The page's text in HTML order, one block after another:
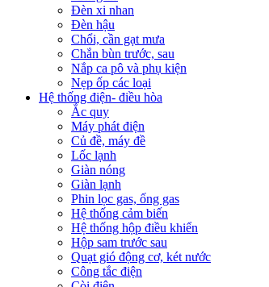
Đèn xi nhan
Đèn hậu
Chổi, cần gạt mưa
Chắn bùn trước, sau
Nắp ca pô và phụ kiện
Nẹp ốp các loại
Hệ thống điện- điều hòa
Ắc quy
Máy phát điện
Củ đề, máy đề
Lốc lạnh
Giàn nóng
Giàn lạnh
Phin lọc gas, ống gas
Hệ thống cảm biến
Hệ thống hộp điều khiển
Hộp sam trước sau
Quạt gió động cơ, két nước
Công tắc điện